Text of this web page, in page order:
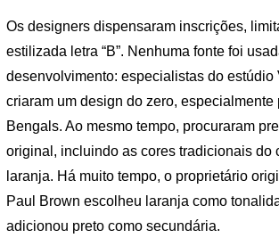
Os designers dispensaram inscrições,
estilizada letra “B”. Nenhuma fonte foi
desenvolvimento: especialistas do estúdio
criaram um design do zero, especialmente
Bengals. Ao mesmo tempo, procuraram
original, incluindo as cores tradicionais do
laranja. Há muito tempo, o proprietário
Paul Brown escolheu laranja como
adicionou preto como secundária.